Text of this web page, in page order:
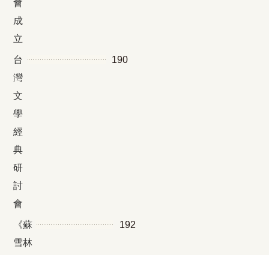
會
成
立
台
灣
文
學
經
典
研
討
會
190
《蘇
雪林
192